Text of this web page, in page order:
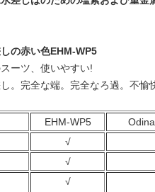
の赤い色EHM-WP5
ーツ、使いやすい!
。完全な端。完全なろ過。不
EHM-WP5
√
√
√